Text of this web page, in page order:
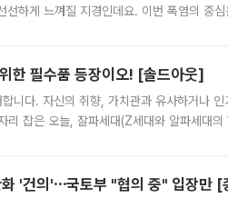
하게 느껴질 지경인데요. 이번 폭염의 중
한 필수품 등장이오! [솔드아웃]
니다. 자신의 취향, 가치관과 유사하거나
잡은 오늘, 잘파세대(Z세대와 알파세대의
화 '건의'⋯국토부 "협의 중" 입장만 [